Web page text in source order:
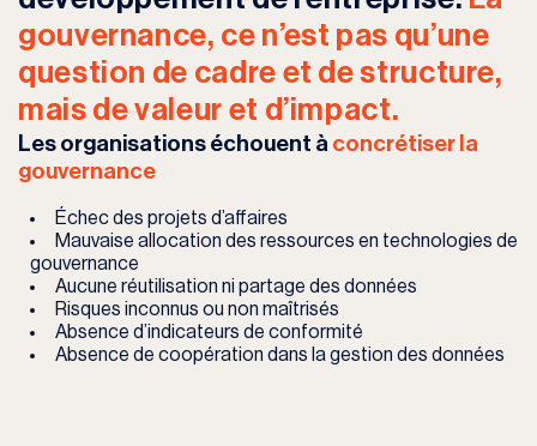
gouvernance, ce n’est pas qu’une
question de cadre et de structure,
mais de valeur et d’impact.
Les organisations échouent à concrétiser la
gouvernance
Échec des projets d’affaires
Mauvaise allocation des ressources en technologies de
gouvernance
Aucune réutilisation ni partage des données
Risques inconnus ou non maîtrisés
Absence d’indicateurs de conformité
Absence de coopération dans la gestion des données